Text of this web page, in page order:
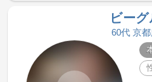
ビーグ
60代 京